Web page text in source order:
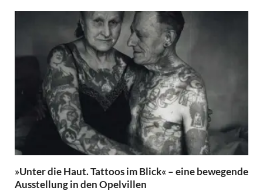
»Unter die Haut. Tattoos im Blick« – eine bewegende
Ausstellung in den Opelvillen